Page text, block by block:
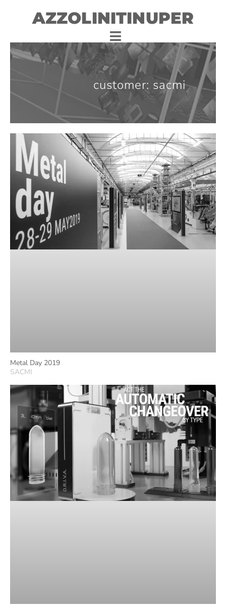
AZZOLINITINUPER
customer: sacmi
Metal Day 2019
SACMI